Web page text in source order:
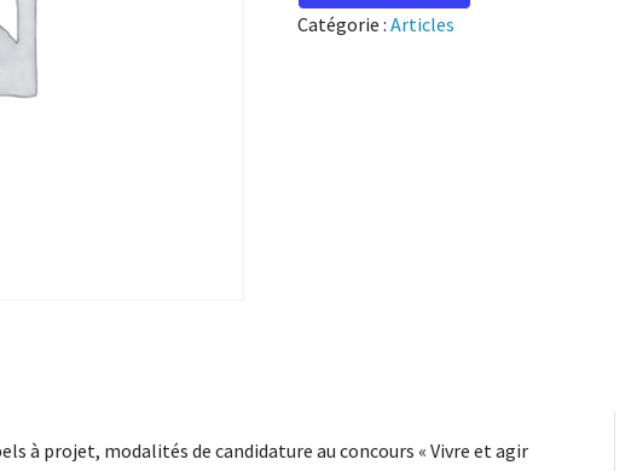
Catégorie :Articles
à projet, modalités de candidature au concours « Vivre et agir